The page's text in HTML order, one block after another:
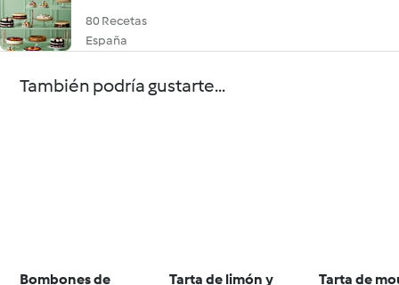
80 Recetas
España
También podría gustarte...
Bombones de Tarta de limón y Tarta de